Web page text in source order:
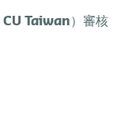
CU Taiwan）審核